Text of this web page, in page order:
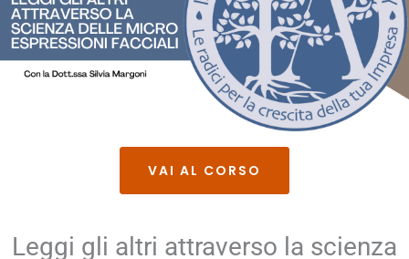
VAI AL CORSO
Leggi gli altri attraverso la scienza